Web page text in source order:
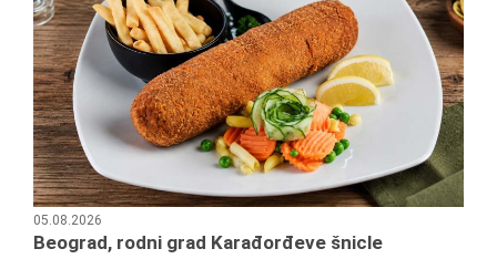
05.08.2026
Beograd, rodni grad Karađorđeve šnicle